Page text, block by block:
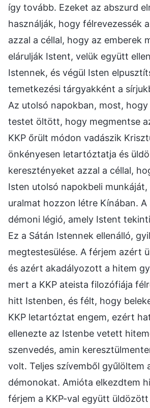
így tovább. Ezeket az abszurd
használják, hogy félrevezessék
azzal a céllal, hogy az emberek
elárulják Istent, velük együtt
Istennek, és végül Isten
temetkezési tárgyakként a
Az utolsó napokban, most,
testet öltött, hogy megmentse
KKP őrült módon vadászik
önkényesen letartóztatja és
keresztényeket azzal a céllal,
Isten utolsó napokbeli munkáját,
uralmat hozzon létre Kínában. A
démoni légió, amely Istent
Ez a Sátán Istennek ellenálló,
megtestesülése. A férjem azért
és azért akadályozott a hitem
mert a KKP ateista filozófiája
hitt Istenben, és félt, hogy
KKP letartóztat engem, ezért
ellenezte az Istenbe vetett
szenvedés, amin
volt. Teljes szívemből gyűlöltem
démonokat. Amióta elkezdtem
férjem a KKP-val együtt